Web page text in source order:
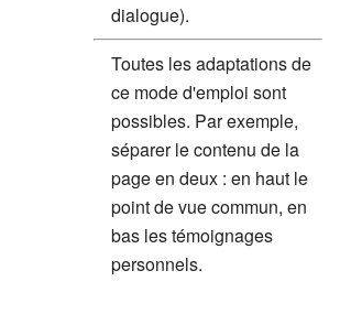
dialogue).
Toutes les adaptations de
ce mode d'emploi sont
possibles. Par exemple,
séparer le contenu de la
page en deux : en haut le
point de vue commun, en
bas les témoignages
personnels.